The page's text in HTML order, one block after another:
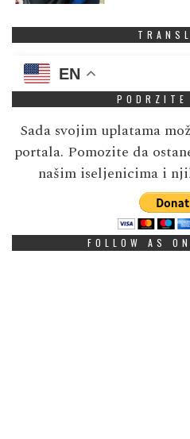
EN
PODRZITE
Sada svojim uplatama
portala. Pomozite da
našim iseljenicima i
FOLLOW AS